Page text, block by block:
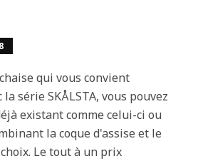
qui vous convient
série SKÅLSTA, vous pouvez
existant comme celui-ci ou
la coque d'assise et le
Le tout à un prix